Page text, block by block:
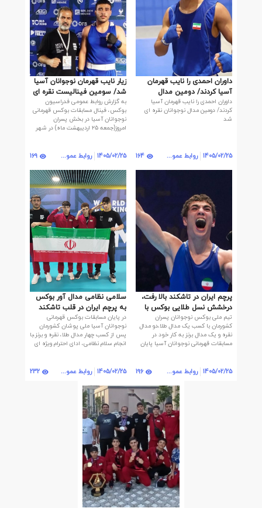
داوران احمدی را نایب قهرمان
آسیا کردند/ دومین مدال
نوجوانان نقره ای شد
داوران احمدی را نایب قهرمان آسیا
کردند/ دومین مدال نوجوانان نقره ای
شد
1405/02/25 روابط عمومی 164
زیار نایب قهرمان نوجوانان آسیا
شد/ سومین فینالیست نقره ای
شد
به گزارش روابط عمومی فدراسیون
بوکس، فینال مسابقات بوکس قهرمانی
نوجوانان آسیا در بخش پسران
امروز(جمعه ۲۵ اردیبهشت ماه) در شهر
1405/02/25 روابط عمومی 169
پرچم ایران در تاشکند بالا رفت،
درخشش نسل طلایی بوکس با
چهار مدال رنگارنگ
تیم ملی بوکس نوجوانان پسران
کشورمان با کسب یک مدال طلا،دو مدال
نقره و یک مدال برنز به کار خود در
مسابقات قهرمانی نوجوانان آسیا پایان
1405/02/25 روابط عمومی 196
سلامی نظامی مدال آور بوکس
به پرچم ایران در قلب تاشکند
در پایان مسابقات بوکس قهرمانی
نوجوانان آسیا ملی پوشان کشورمان
پس از کسب چهار مدال طلا، نقره و برنز،با
انجام سلام نظامی، ادای احترام ویژه ای
1405/02/25 روابط عمومی 232